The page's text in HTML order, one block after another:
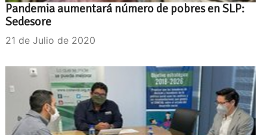
Pandemia aumentará número de pobres en SLP:
Sedesore
21 de Julio de 2020